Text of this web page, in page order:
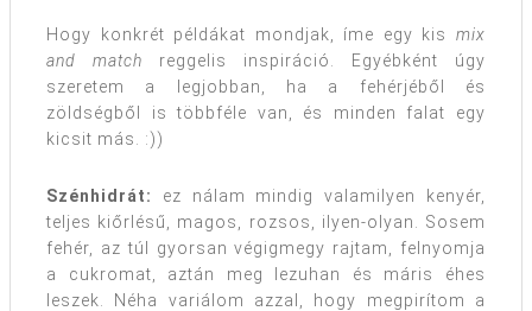
Hogy konkrét példákat mondjak, íme egy kis mix
and match reggelis inspiráció. Egyébként úgy
szeretem a legjobban, ha a fehérjéből és
zöldségből is többféle van, és minden falat egy
kicsit más. :))
Szénhidrát:
ez nálam mindig valamilyen kenyér,
teljes kiőrlésű, magos, rozsos, ilyen-olyan. Sosem
fehér, az túl gyorsan végigmegy rajtam, felnyomja
a cukromat, aztán meg lezuhan és máris éhes
leszek. Néha variálom azzal, hogy megpirítom a